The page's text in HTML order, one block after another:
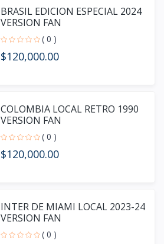
BRASIL EDICION ESPECIAL 2024
VERSION FAN
( 0 )
$120,000.00
COLOMBIA LOCAL RETRO 1990
VERSION FAN
( 0 )
$120,000.00
INTER DE MIAMI LOCAL 2023-24
VERSION FAN
( 0 )